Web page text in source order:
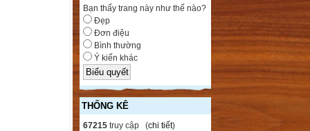
Bạn thấy trang này như thế nào?
Đẹp
Đơn điệu
Bình thường
Ý kiến khác
THỐNG KÊ
67215 truy cập (chi tiết)